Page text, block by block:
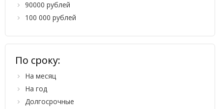
90000 рублей
100 000 рублей
По сроку:
На месяц
На год
Долгосрочные